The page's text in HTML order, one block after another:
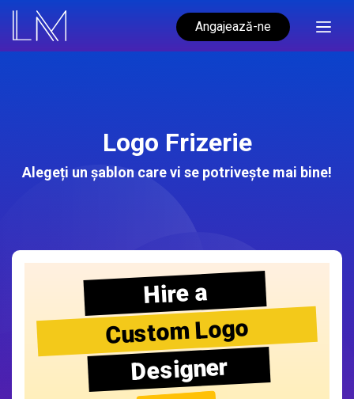
Angajează-ne
Logo Frizerie
Alegeți un șablon care vi se potrivește mai bine!
Hire a
Custom Logo
Designer